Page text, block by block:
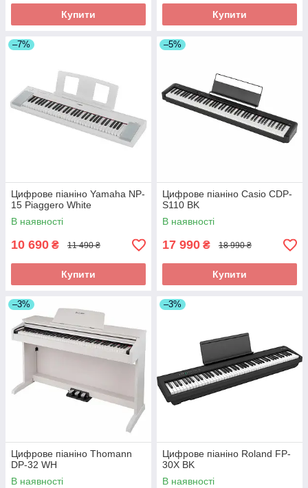
Купити Купити
–7%
Цифрове піаніно Yamaha NP-
15 Piaggero White
В наявності
10 690 ₴ 11 490 ₴
Купити
–5%
Цифрове піаніно Casio CDP-
S110 BK
В наявності
17 990 ₴ 18 990 ₴
Купити
–3%
Цифрове піаніно Thomann
DP-32 WH
В наявності
–3%
Цифрове піаніно Roland FP-
30X BK
В наявності